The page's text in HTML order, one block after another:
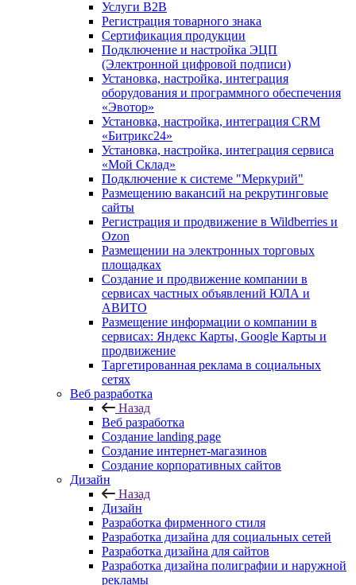
Услуги B2B
Регистрация товарного знака
Сертификация продукции
Подключение и настройка ЭЦП
(Электронной цифровой подписи)
Установка, настройка, интеграция
оборудования и программного обеспечения
«Эвотор»
Установка, настройка, интеграция CRM
«Битрикс24»
Установка, настройка, интеграция сервиса
«Мой Склад»
Подключение к системе "Меркурий"
Размещению вакансий на рекрутинговые
сайты
Регистрация и продвижение в Wildberries и
Ozon
Размещении на электронных торговых
площадках
Создание и продвижение компании в
сервисах частных объявлений ЮЛА и
АВИТО
Размещение информации о компании в
сервисах: Яндекс Карты, Google Карты и
продвижение
Таргетированная реклама в социальных
сетях
Веб разработка
Назад
Веб разработка
Создание landing page
Создание интернет-магазинов
Создание корпоративных сайтов
Дизайн
Назад
Дизайн
Разработка фирменного стиля
Разработка дизайна для социальных сетей
Разработка дизайна для сайтов
Разработка дизайна полиграфии и наружной
рекламы